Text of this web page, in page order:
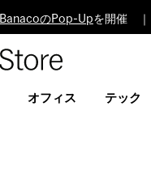
BanacoのPop-Upを開催
Design
オフィス テック